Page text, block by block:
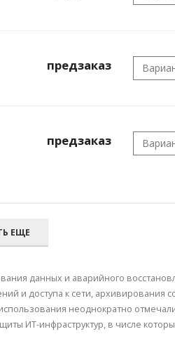
предзаказ
предзаказ
ЕЩЕ
данных и аварийного
и доступа к сети, архивирования
неоднократно
ИТ-инфраструктур, в числе